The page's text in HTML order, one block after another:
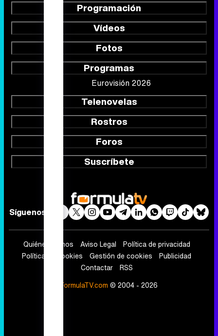
Programación
Vídeos
Fotos
Programas
Eurovisión 2026
Telenovelas
Rostros
Foros
Suscríbete
Síguenos
Quiénes somos Aviso Legal
Política de privacidad
Política de cookies
Gestión de cookies
Publicidad
Contactar
RSS
FormulaTV.com © 2004 - 2026